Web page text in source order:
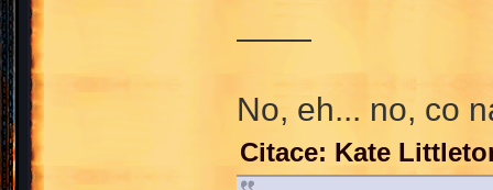
No, eh... no, co
Citace: Kate